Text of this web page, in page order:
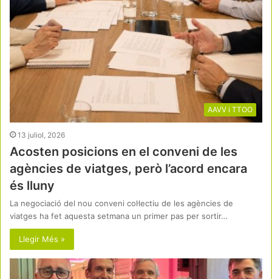
AAVV i TTOO
13 juliol, 2026
Acosten posicions en el conveni de les
agències de viatges, però l’acord encara
és lluny
La negociació del nou conveni col·lectiu de les agències de
viatges ha fet aquesta setmana un primer pas per sortir…
Llegir Més »